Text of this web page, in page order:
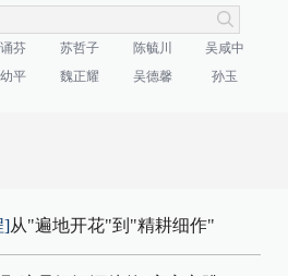
芬 苏哲子 陈毓川
吴咸中
平 魏正耀 吴德馨 孙玉
]从"遍地开花"到"精耕细作"